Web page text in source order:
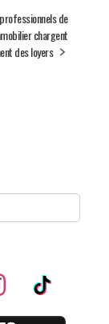
de
chargent
des loyers